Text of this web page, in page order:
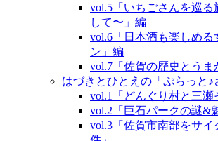
vol.5「いちごさんを巡る
して〜」編
vol.6「日本酒も楽しめる
ン」編
vol.7「佐賀の歴史とう
はづきとひとえの「ぷらっと♪
vol.1「どんぐり村と三瀬
vol.2「巨石パークの謎&
vol.3「佐賀市南部をサイ